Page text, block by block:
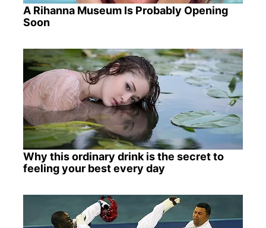
A Rihanna Museum Is Probably Opening
Soon
Why this ordinary drink is the secret to
feeling your best every day